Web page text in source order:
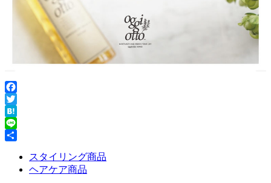
Facebook
Twitter
Hatena
Line
スタイリング商品
ヘアケア商品